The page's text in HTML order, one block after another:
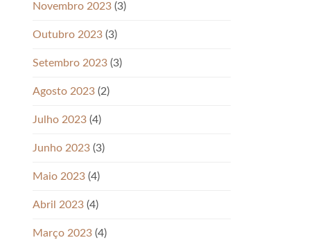
Novembro 2023 (3)
Outubro 2023 (3)
Setembro 2023 (3)
Agosto 2023 (2)
Julho 2023 (4)
Junho 2023 (3)
Maio 2023 (4)
Abril 2023 (4)
Março 2023 (4)